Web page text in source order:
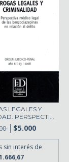
LEGALES Y
PERSPECTI...
$5.000
sin interés de